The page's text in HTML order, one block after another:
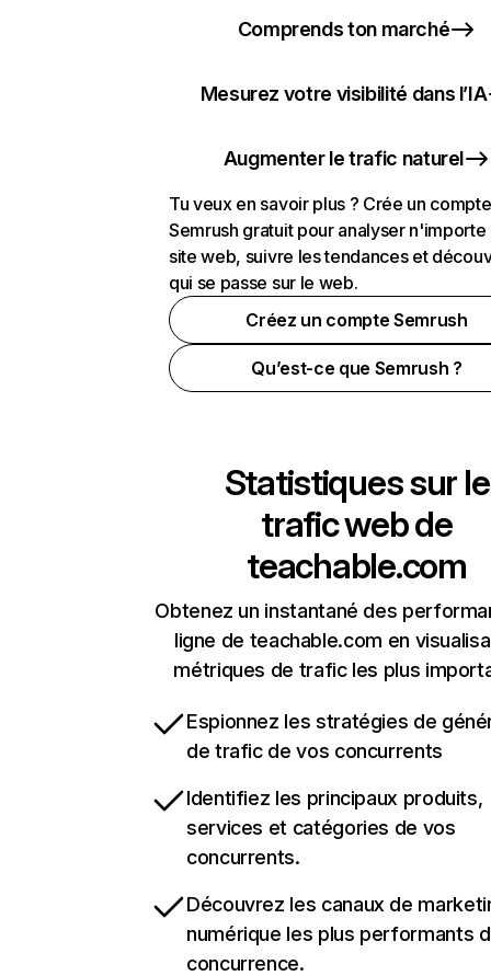
Comprends ton marché
Mesurez votre visibilité dans l’IA
Augmenter le trafic naturel
Tu veux en savoir plus ? Crée un compte
Semrush gratuit pour analyser n'importe
site web, suivre les tendances et
qui se passe sur le web.
Créez un compte Semrush
Qu’est-ce que Semrush ?
Statistiques sur le
trafic web de
teachable.com
Obtenez un instantané des
ligne de teachable.com en
métriques de trafic les plus
Espionnez les stratégies de
de trafic de vos concurrents
Identifiez les principaux produits,
services et catégories de vos
concurrents.
Découvrez les canaux de
numérique les plus performants
concurrence.